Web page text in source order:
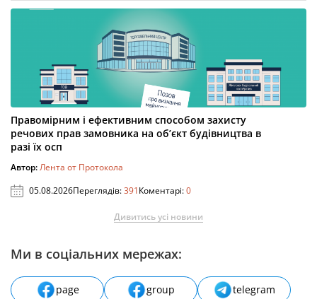
Правомірним і ефективним способом захисту
речових прав замовника на об’єкт будівництва в
разі їх осп
Автор:Лента от Протокола
05.08.2026Переглядів:391Коментарі:0
Дивитись усі новини
Ми в соціальних мережах:
page group
telegram